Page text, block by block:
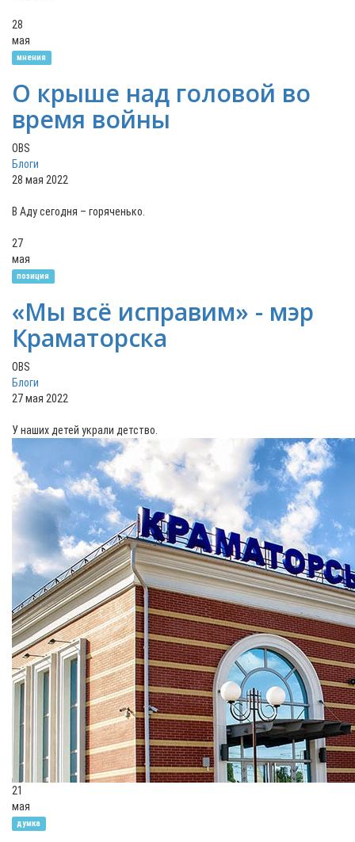
28
мая
мнения
О крыше над головой во
время войны
OBS
Блоги
28 мая 2022
В Аду сегодня – горяченько.
27
мая
позиция
«Мы всё исправим» - мэр
Краматорска
OBS
Блоги
27 мая 2022
У наших детей украли детство.
21
мая
думка